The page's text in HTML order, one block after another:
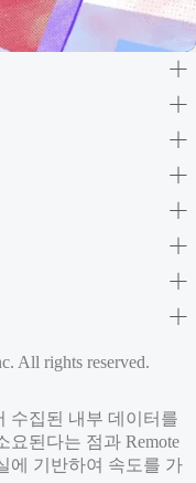
All rights reserved.
수집된 내부 데이터를
요된다는 점과 Remote
에 기반하여 속도를 가